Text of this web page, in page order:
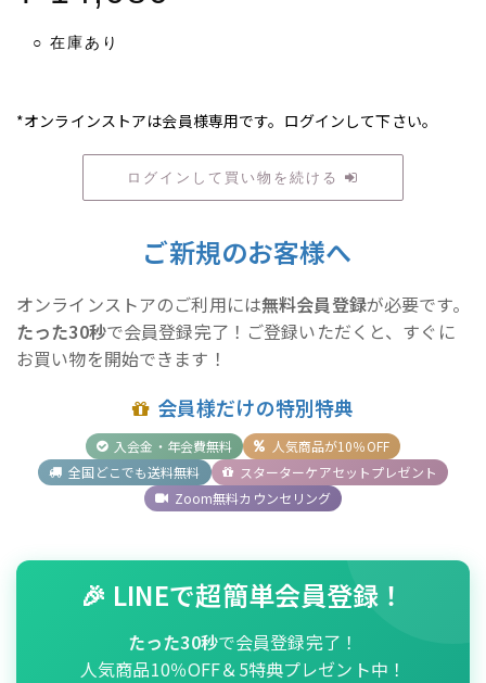
○ 在庫あり
*オンラインストアは会員様専用です。ログインして下さい。
ログインして買い物を続ける
ご新規のお客様へ
オンラインストアのご利用には無料会員登録が必要です。
たった30秒で会員登録完了！ご登録いただくと、すぐに
お買い物を開始できます！
会員様だけの特別特典
入会金・年会費無料
人気商品が10％OFF
全国どこでも送料無料
スターターケアセットプレゼント
Zoom無料カウンセリング
🎉 LINEで超簡単会員登録！
たった30秒で会員登録完了！
人気商品10％OFF＆5特典プレゼント中！